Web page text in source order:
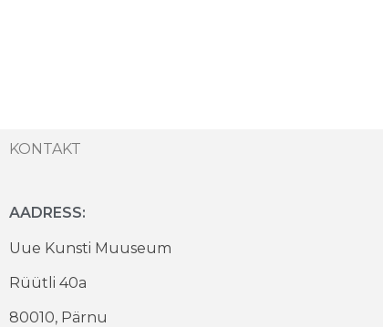
KONTAKT
AADRESS:
Uue Kunsti Muuseum
Rüütli 40a
80010, Pärnu